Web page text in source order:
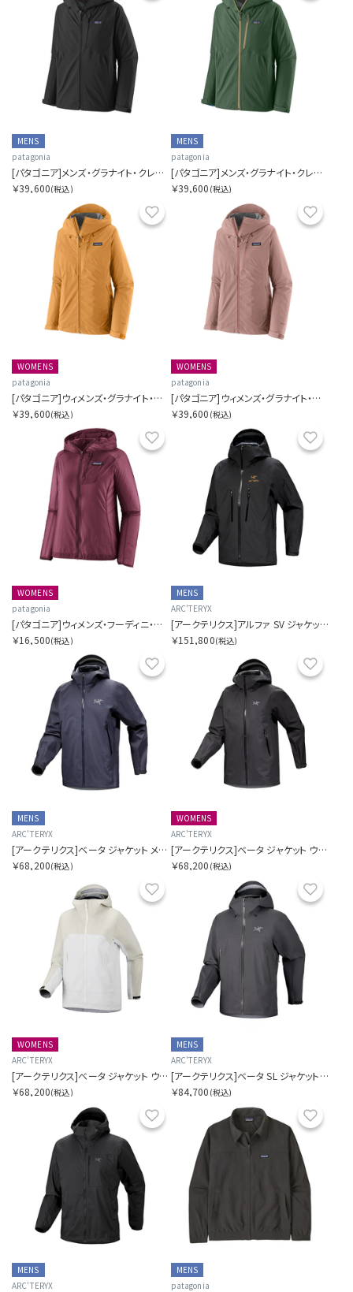
MENS
patagonia
[パタゴニア]メンズ・グラナイト・クレスト・レイン・ジャケット
￥39,600(税込)
MENS
patagonia
[パタゴニア]メンズ・グラナイト・クレスト・レイン・ジャケット
￥39,600 (税込)
お気に入り
WOMENS
patagonia
[パタゴニア]ウィメンズ・グラナイト・クレスト・レイン・ジャケット
￥39,600(税込)
WOMENS
patagonia
[パタゴニア]ウィメンズ・グラナイト・クレスト・レイン・ジャケット
￥39,600 (税込)
お気に入り
WOMENS
patagonia
[パタゴニア]ウィメンズ・フーディニ・ジャケット
￥16,500(税込)
MENS
ARC'TERYX
[アークテリクス]アルファ SV ジャケット メンズ
￥151,800(税込)
お気に入り
MENS
ARC'TERYX
[アークテリクス]ベータ ジャケット メンズ
￥68,200(税込)
WOMENS
ARC'TERYX
[アークテリクス]ベータ ジャケット ウィメンズ
￥68,200 (税込)
お気に入り
WOMENS
ARC'TERYX
[アークテリクス]ベータ ジャケット ウィメンズ
￥68,200(税込)
MENS
ARC'TERYX
[アークテリクス]ベータ SL ジャケット メンズ
￥84,700 (税込)
お気に入り
MENS
ARC'TERYX
MENS
patagonia